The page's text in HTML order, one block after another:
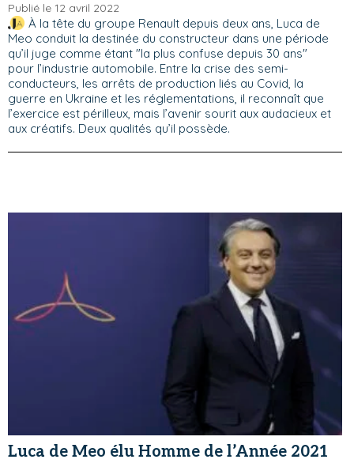
Publié le 12 avril 2022
À la tête du groupe Renault depuis deux ans, Luca de
Meo conduit la destinée du constructeur dans une période
qu’il juge comme étant "la plus confuse depuis 30 ans"
pour l’industrie automobile. Entre la crise des semi-
conducteurs, les arrêts de production liés au Covid, la
guerre en Ukraine et les réglementations, il reconnaît que
l’exercice est périlleux, mais l’avenir sourit aux audacieux et
aux créatifs. Deux qualités qu’il possède.
Luca de Meo élu Homme de l’Année 2021